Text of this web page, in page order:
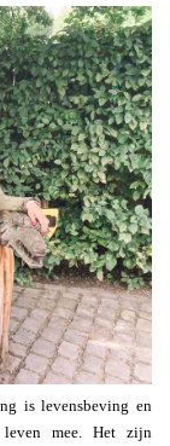
is levensbeving en
mee. Het zijn